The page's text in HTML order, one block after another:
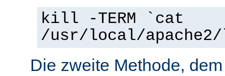
kill -TERM `cat
/usr/local/
Die zweite Methode,